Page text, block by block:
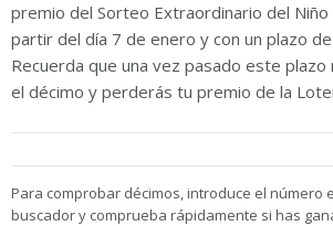
premio del Sorteo Extraordinario del
partir del día 7 de enero y con un plazo
Recuerda que una vez pasado este
el décimo y perderás tu premio de la
Para comprobar décimos, introduce el número
buscador y comprueba rápidamente si has